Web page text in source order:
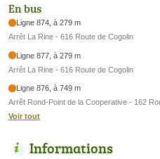
En bus
Ligne 874, à 279 m
Arrêt La Rine - 616 Route de Cogolin
Ligne 877, à 279 m
Arrêt La Rine - 616 Route de Cogolin
Ligne 876, à 749 m
Arrêt Rond-Point de la Cooperative - 162
Voir tout
Informations